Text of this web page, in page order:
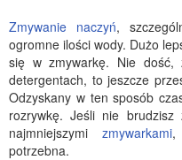
Zmywanie naczyń,
ogromne ilości wody. Dużo
się w zmywarkę. Nie dość,
detergentach, to jeszcze
Odzyskany w ten sposób
rozrywkę. Jeśli nie
najmniejszymi zmywarkami,
potrzebna.